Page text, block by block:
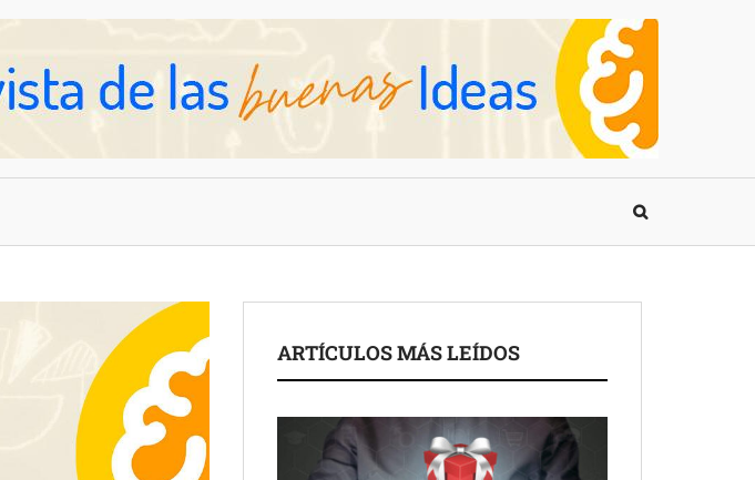
ARTÍCULOS MÁS LEÍDOS